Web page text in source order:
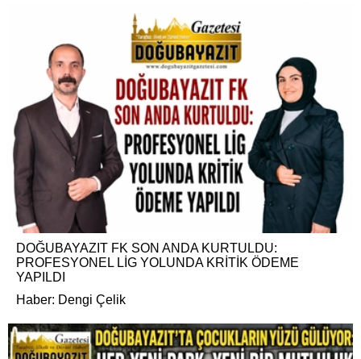
DOĞUBAYAZIT FK SON ANDA KURTULDU:
PROFESYONEL LİG YOLUNDA KRİTİK ÖDEME
YAPILDI
Haber: Dengi Çelik